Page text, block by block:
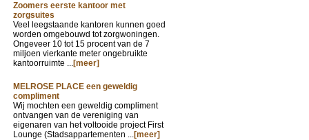
Zoomers eerste kantoor met
zorgsuites
Veel leegstaande kantoren kunnen goed
worden omgebouwd tot zorgwoningen.
Ongeveer 10 tot 15 procent van de 7
miljoen vierkante meter ongebruikte
kantoorruimte ...[meer]
MELROSE PLACE een geweldig
compliment
Wij mochten een geweldig compliment
ontvangen van de vereniging van
eigenaren van het voltooide project First
Lounge (Stadsappartementen ...[meer]